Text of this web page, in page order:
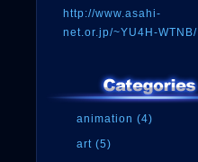
http://www.asahi-
net.or.jp/~YU4H-WTNB/
animation (4)
art (5)